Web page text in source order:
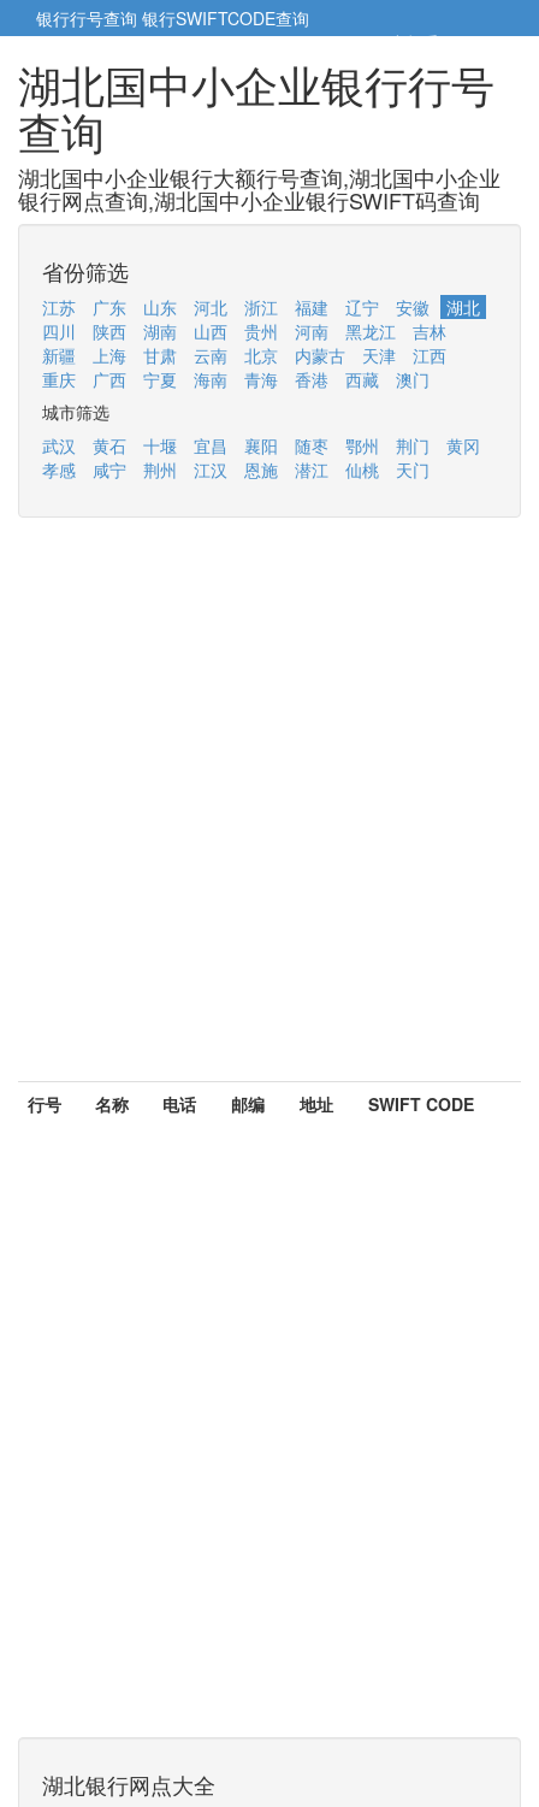
银行行号查询 银行SWIFTCODE查询
5cm小帮手5cm.cn
湖北国中小企业银行行号
查询
湖北国中小企业银行大额行号查询,湖北国中小企业
银行网点查询,湖北国中小企业银行SWIFT码查询
省份筛选
江苏 广东 山东 河北 浙江 福建 辽宁 安徽
湖北
四川
陕西 湖南 山西 贵州 河南 黑龙江
吉林
新疆
上海 甘肃 云南 北京 内蒙古 天津
江西
重庆
广西 宁夏 海南 青海 香港 西藏
澳门
城市筛选
武汉
黄石 十堰 宜昌 襄阳 随枣 鄂州 荆门
黄冈
孝感
咸宁 荆州 江汉 恩施 潜江 仙桃 天门
行号 名称 电话 邮编 地址 SWIFT CODE
湖北银行网点大全